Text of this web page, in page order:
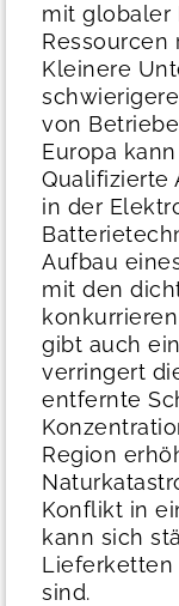
mit globaler
Ressourcen
Kleinere
von
Europa
Qualifizierte
in der
Aufbau
mit den
gibt auch
verringert
entfernte
Region
Konflikt in
kann sich
Lieferketten
sind.